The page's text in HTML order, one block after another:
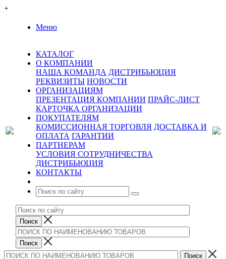
+
Меню
КАТАЛОГ
О КОМПАНИИ
НАША КОМАНДА ДИСТРИБЬЮЦИЯ
РЕКВИЗИТЫ НОВОСТИ
ОРГАНИЗАЦИЯМ
ПРЕЗЕНТАЦИЯ КОМПАНИИ ПРАЙС-ЛИСТ
КАРТОЧКА ОРГАНИЗАЦИИ
ПОКУПАТЕЛЯМ
КОМИССИОННАЯ ТОРГОВЛЯ ДОСТАВКА И
ОПЛАТА ГАРАНТИИ
ПАРТНЕРАМ
УСЛОВИЯ СОТРУДНИЧЕСТВА
ДИСТРИБЬЮЦИЯ
КОНТАКТЫ